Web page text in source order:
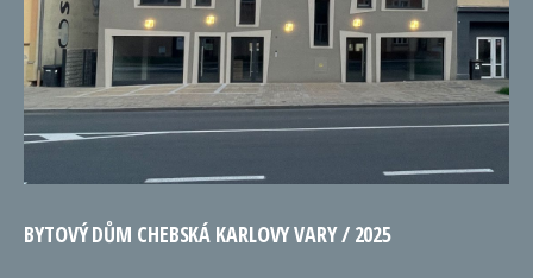
BYTOVÝ DŮM CHEBSKÁ KARLOVY VARY / 2025